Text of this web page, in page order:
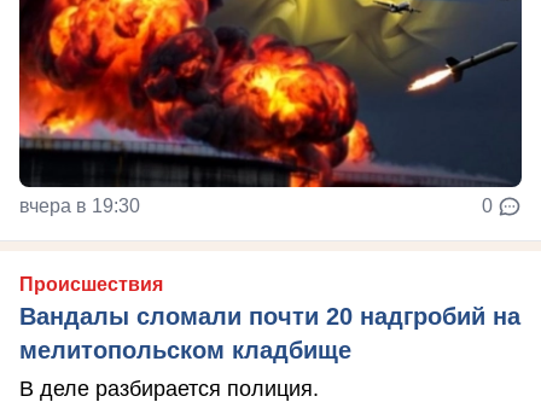
вчера в 19:30 0
Происшествия
Вандалы сломали почти 20 надгробий на
мелитопольском кладбище
В деле разбирается полиция.